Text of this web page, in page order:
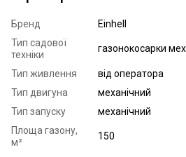
Бренд
Einhell
Тип садової
техніки
газонокосарки
Тип живлення
від оператора
Тип двигуна
механічний
Тип запуску
механічний
Площа газону,
м²
150